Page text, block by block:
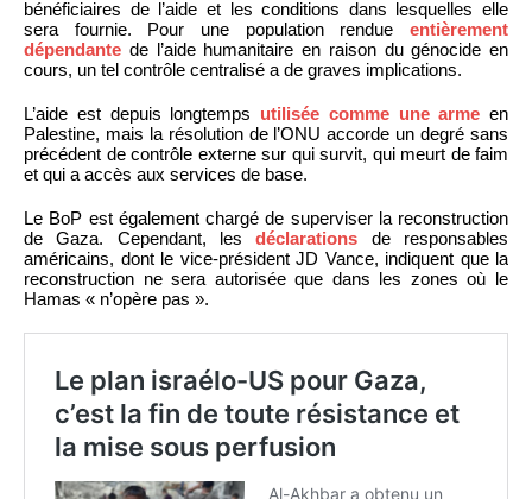
bénéficiaires de l’aide et les conditions dans lesquelles elle
sera fournie. Pour une population rendue entièrement
dépendante de l’aide humanitaire en raison du génocide en
cours, un tel contrôle centralisé a de graves implications.
L’aide est depuis longtemps utilisée comme une arme en
Palestine, mais la résolution de l’ONU accorde un degré sans
précédent de contrôle externe sur qui survit, qui meurt de faim
et qui a accès aux services de base.
Le BoP est également chargé de superviser la reconstruction
de Gaza. Cependant, lesdéclarations de responsables
américains, dont le vice-président JD Vance, indiquent que la
reconstruction ne sera autorisée que dans les zones où le
Hamas « n’opère pas ».